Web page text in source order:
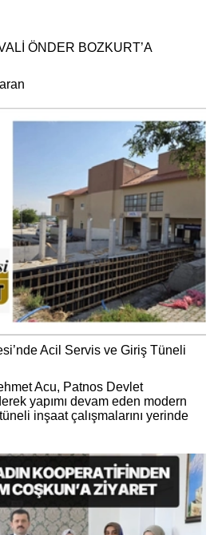
ÖNDER BOZKURT’A
Acil Servis ve Giriş Tüneli
Acu, Patnos Devlet
yapımı devam eden modern
inşaat çalışmalarını yerinde